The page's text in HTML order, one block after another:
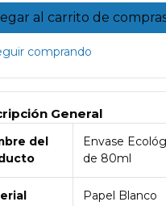
comprando
General
del
Envase
de 80ml
Papel Blanco